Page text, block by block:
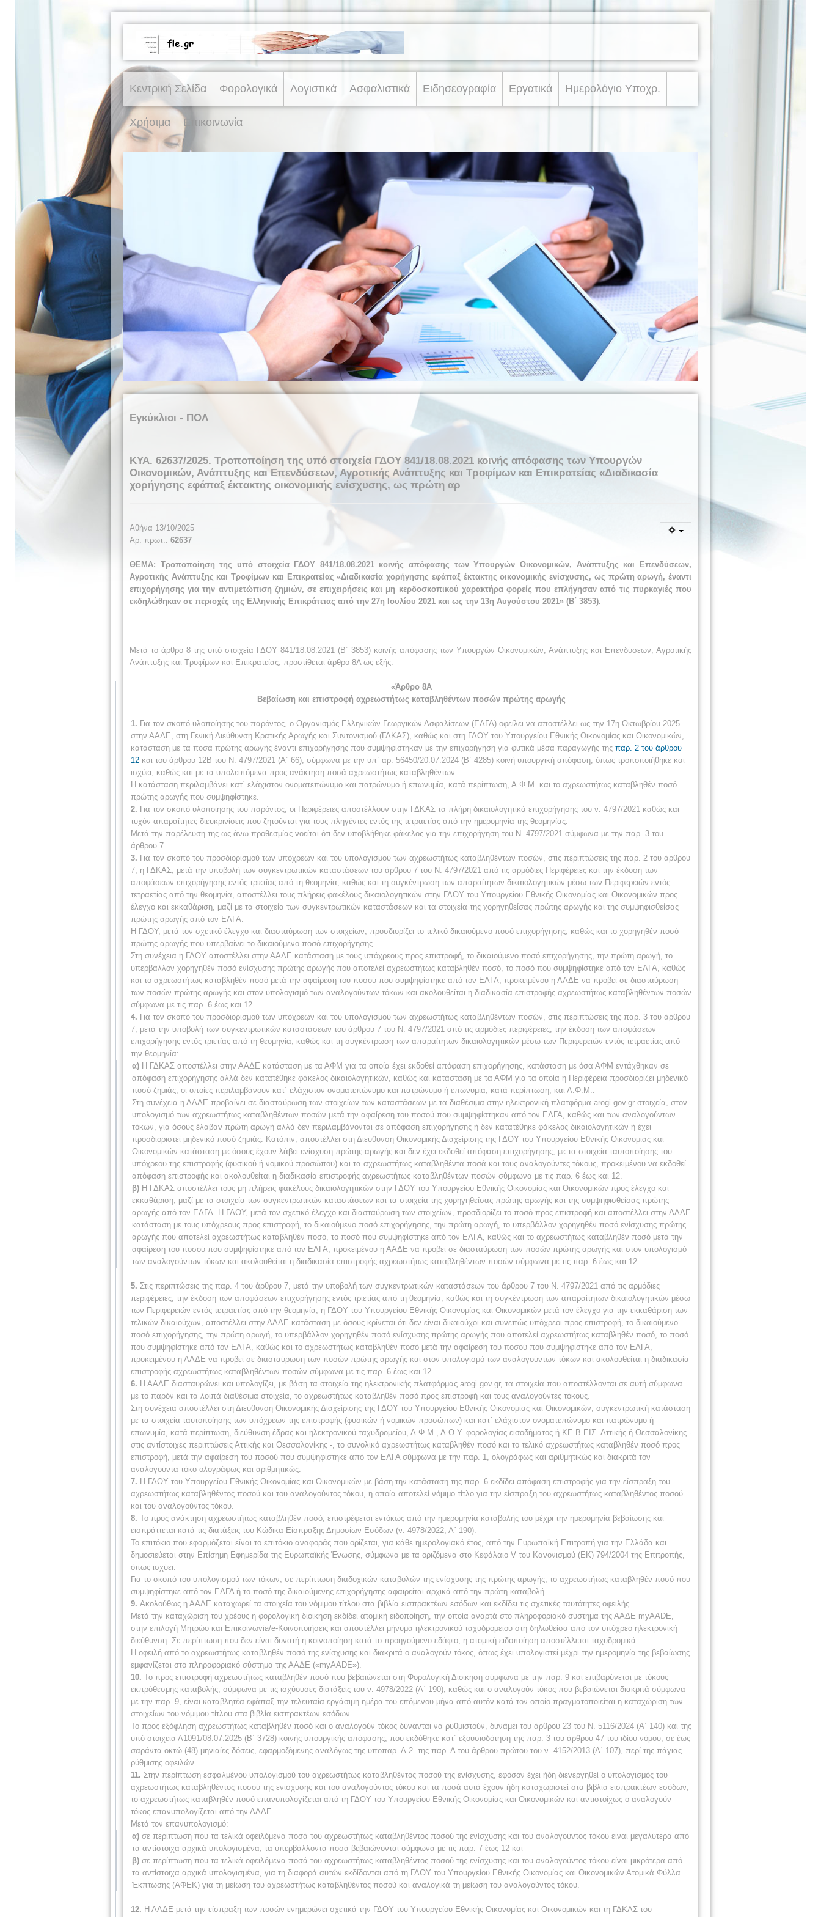
Κεντρική Σελίδα Φορολογικά Λογιστικά Ασφαλιστικά Ειδησεογραφία Εργατικά Ημερολόγιο Υποχρ.
Χρήσιμα Επικοινωνία
Εγκύκλιοι - ΠΟΛ
ΚΥΑ. 62637/2025. Τροποποίηση της υπό στοιχεία ΓΔΟΥ 841/18.08.2021 κοινής απόφασης των Υπουργών
Οικονομικών, Ανάπτυξης και Επενδύσεων, Αγροτικής Ανάπτυξης και Τροφίμων και Επικρατείας «Διαδικασία
χορήγησης εφάπαξ έκτακτης οικονομικής ενίσχυσης, ως πρώτη αρ
Αθήνα 13/10/2025
Αρ. πρωτ.: 62637
ΘΕΜΑ: Τροποποίηση της υπό στοιχεία ΓΔΟΥ 841/18.08.2021 κοινής απόφασης των Υπουργών Οικονομικών, Ανάπτυξης και Επενδύσεων,
Αγροτικής Ανάπτυξης και Τροφίμων και Επικρατείας «Διαδικασία χορήγησης εφάπαξ έκτακτης οικονομικής ενίσχυσης, ως πρώτη αρωγή, έναντι
επιχορήγησης για την αντιμετώπιση ζημιών, σε επιχειρήσεις και μη κερδοσκοπικού χαρακτήρα φορείς που επλήγησαν από τις πυρκαγιές που
εκδηλώθηκαν σε περιοχές της Ελληνικής Επικράτειας από την 27η Ιουλίου 2021 και ως την 13η Αυγούστου 2021» (Β΄ 3853).
Μετά το άρθρο 8 της υπό στοιχεία ΓΔΟΥ 841/18.08.2021 (Β΄ 3853) κοινής απόφασης των Υπουργών Οικονομικών, Ανάπτυξης και Επενδύσεων, Αγροτικής
Ανάπτυξης και Τροφίμων και Επικρατείας, προστίθεται άρθρο 8Α ως εξής:
«Άρθρο 8Α
Βεβαίωση και επιστροφή αχρεωστήτως καταβληθέντων ποσών πρώτης αρωγής
1. Για τον σκοπό υλοποίησης του παρόντος, ο Οργανισμός Ελληνικών Γεωργικών Ασφαλίσεων (ΕΛΓΑ) οφείλει να αποστέλλει ως την 17η Οκτωβρίου 2025
στην ΑΑΔΕ, στη Γενική Διεύθυνση Κρατικής Αρωγής και Συντονισμού (ΓΔΚΑΣ), καθώς και στη ΓΔΟΥ του Υπουργείου Εθνικής Οικονομίας και Οικονομικών,
κατάσταση με τα ποσά πρώτης αρωγής έναντι επιχορήγησης που συμψηφίστηκαν με την επιχορήγηση για φυτικά μέσα παραγωγής της παρ. 2 του άρθρου
12 και του άρθρου 12Β του Ν. 4797/2021 (Α΄ 66), σύμφωνα με την υπ΄ αρ. 56450/20.07.2024 (Β΄ 4285) κοινή υπουργική απόφαση, όπως τροποποιήθηκε και
ισχύει, καθώς και με τα υπολειπόμενα προς ανάκτηση ποσά αχρεωστήτως καταβληθέντων.
Η κατάσταση περιλαμβάνει κατ΄ ελάχιστον ονοματεπώνυμο και πατρώνυμο ή επωνυμία, κατά περίπτωση, Α.Φ.Μ. και το αχρεωστήτως καταβληθέν ποσό
πρώτης αρωγής που συμψηφίστηκε.
2. Για τον σκοπό υλοποίησης του παρόντος, οι Περιφέρειες αποστέλλουν στην ΓΔΚΑΣ τα πλήρη δικαιολογητικά επιχορήγησης του ν. 4797/2021 καθώς και
τυχόν απαραίτητες διευκρινίσεις που ζητούνται για τους πληγέντες εντός της τετραετίας από την ημερομηνία της θεομηνίας.
Μετά την παρέλευση της ως άνω προθεσμίας νοείται ότι δεν υποβλήθηκε φάκελος για την επιχορήγηση του Ν. 4797/2021 σύμφωνα με την παρ. 3 του
άρθρου 7.
3. Για τον σκοπό του προσδιορισμού των υπόχρεων και του υπολογισμού των αχρεωστήτως καταβληθέντων ποσών, στις περιπτώσεις της παρ. 2 του άρθρου
7, η ΓΔΚΑΣ, μετά την υποβολή των συγκεντρωτικών καταστάσεων του άρθρου 7 του Ν. 4797/2021 από τις αρμόδιες Περιφέρειες και την έκδοση των
αποφάσεων επιχορήγησης εντός τριετίας από τη θεομηνία, καθώς και τη συγκέντρωση των απαραίτητων δικαιολογητικών μέσω των Περιφερειών εντός
τετραετίας από την θεομηνία, αποστέλλει τους πλήρεις φακέλους δικαιολογητικών στην ΓΔΟΥ του Υπουργείου Εθνικής Οικονομίας και Οικονομικών προς
έλεγχο και εκκαθάριση, μαζί με τα στοιχεία των συγκεντρωτικών καταστάσεων και τα στοιχεία της χορηγηθείσας πρώτης αρωγής και της συμψηφισθείσας
πρώτης αρωγής από τον ΕΛΓΑ.
Η ΓΔΟΥ, μετά τον σχετικό έλεγχο και διασταύρωση των στοιχείων, προσδιορίζει το τελικό δικαιούμενο ποσό επιχορήγησης, καθώς και το χορηγηθέν ποσό
πρώτης αρωγής που υπερβαίνει το δικαιούμενο ποσό επιχορήγησης.
Στη συνέχεια η ΓΔΟΥ αποστέλλει στην ΑΑΔΕ κατάσταση με τους υπόχρεους προς επιστροφή, το δικαιούμενο ποσό επιχορήγησης, την πρώτη αρωγή, το
υπερβάλλον χορηγηθέν ποσό ενίσχυσης πρώτης αρωγής που αποτελεί αχρεωστήτως καταβληθέν ποσό, το ποσό που συμψηφίστηκε από τον ΕΛΓΑ, καθώς
και το αχρεωστήτως καταβληθέν ποσό μετά την αφαίρεση του ποσού που συμψηφίστηκε από τον ΕΛΓΑ, προκειμένου η ΑΑΔΕ να προβεί σε διασταύρωση
των ποσών πρώτης αρωγής και στον υπολογισμό των αναλογούντων τόκων και ακολουθείται η διαδικασία επιστροφής αχρεωστήτως καταβληθέντων ποσών
σύμφωνα με τις παρ. 6 έως και 12.
4. Για τον σκοπό του προσδιορισμού των υπόχρεων και του υπολογισμού των αχρεωστήτως καταβληθέντων ποσών, στις περιπτώσεις της παρ. 3 του άρθρου
7, μετά την υποβολή των συγκεντρωτικών καταστάσεων του άρθρου 7 του Ν. 4797/2021 από τις αρμόδιες περιφέρειες, την έκδοση των αποφάσεων
επιχορήγησης εντός τριετίας από τη θεομηνία, καθώς και τη συγκέντρωση των απαραίτητων δικαιολογητικών μέσω των Περιφερειών εντός τετραετίας από
την θεομηνία:
α) Η ΓΔΚΑΣ αποστέλλει στην ΑΑΔΕ κατάσταση με τα ΑΦΜ για τα οποία έχει εκδοθεί απόφαση επιχορήγησης, κατάσταση με όσα ΑΦΜ εντάχθηκαν σε
απόφαση επιχορήγησης αλλά δεν κατατέθηκε φάκελος δικαιολογητικών, καθώς και κατάσταση με τα ΑΦΜ για τα οποία η Περιφέρεια προσδιορίζει μηδενικό
ποσό ζημιάς, οι οποίες περιλαμβάνουν κατ΄ ελάχιστον ονοματεπώνυμο και πατρώνυμο ή επωνυμία, κατά περίπτωση, και Α.Φ.Μ..
Στη συνέχεια η ΑΑΔΕ προβαίνει σε διασταύρωση των στοιχείων των καταστάσεων με τα διαθέσιμα στην ηλεκτρονική πλατφόρμα arogi.gov.gr στοιχεία, στον
υπολογισμό των αχρεωστήτως καταβληθέντων ποσών μετά την αφαίρεση του ποσού που συμψηφίστηκαν από τον ΕΛΓΑ, καθώς και των αναλογούντων
τόκων, για όσους έλαβαν πρώτη αρωγή αλλά δεν περιλαμβάνονται σε απόφαση επιχορήγησης ή δεν κατατέθηκε φάκελος δικαιολογητικών ή έχει
προσδιοριστεί μηδενικό ποσό ζημιάς. Κατόπιν, αποστέλλει στη Διεύθυνση Οικονομικής Διαχείρισης της ΓΔΟΥ του Υπουργείου Εθνικής Οικονομίας και
Οικονομικών κατάσταση με όσους έχουν λάβει ενίσχυση πρώτης αρωγής και δεν έχει εκδοθεί απόφαση επιχορήγησης, με τα στοιχεία ταυτοποίησης του
υπόχρεου της επιστροφής (φυσικού ή νομικού προσώπου) και τα αχρεωστήτως καταβληθέντα ποσά και τους αναλογούντες τόκους, προκειμένου να εκδοθεί
απόφαση επιστροφής και ακολουθείται η διαδικασία επιστροφής αχρεωστήτως καταβληθέντων ποσών σύμφωνα με τις παρ. 6 έως και 12.
β) Η ΓΔΚΑΣ αποστέλλει τους μη πλήρεις φακέλους δικαιολογητικών στην ΓΔΟΥ του Υπουργείου Εθνικής Οικονομίας και Οικονομικών προς έλεγχο και
εκκαθάριση, μαζί με τα στοιχεία των συγκεντρωτικών καταστάσεων και τα στοιχεία της χορηγηθείσας πρώτης αρωγής και της συμψηφισθείσας πρώτης
αρωγής από τον ΕΛΓΑ. Η ΓΔΟΥ, μετά τον σχετικό έλεγχο και διασταύρωση των στοιχείων, προσδιορίζει το ποσό προς επιστροφή και αποστέλλει στην ΑΑΔΕ
κατάσταση με τους υπόχρεους προς επιστροφή, το δικαιούμενο ποσό επιχορήγησης, την πρώτη αρωγή, το υπερβάλλον χορηγηθέν ποσό ενίσχυσης πρώτης
αρωγής που αποτελεί αχρεωστήτως καταβληθέν ποσό, το ποσό που συμψηφίστηκε από τον ΕΛΓΑ, καθώς και το αχρεωστήτως καταβληθέν ποσό μετά την
αφαίρεση του ποσού που συμψηφίστηκε από τον ΕΛΓΑ, προκειμένου η ΑΑΔΕ να προβεί σε διασταύρωση των ποσών πρώτης αρωγής και στον υπολογισμό
των αναλογούντων τόκων και ακολουθείται η διαδικασία επιστροφής αχρεωστήτως καταβληθέντων ποσών σύμφωνα με τις παρ. 6 έως και 12.
5. Στις περιπτώσεις της παρ. 4 του άρθρου 7, μετά την υποβολή των συγκεντρωτικών καταστάσεων του άρθρου 7 του Ν. 4797/2021 από τις αρμόδιες
περιφέρειες, την έκδοση των αποφάσεων επιχορήγησης εντός τριετίας από τη θεομηνία, καθώς και τη συγκέντρωση των απαραίτητων δικαιολογητικών μέσω
των Περιφερειών εντός τετραετίας από την θεομηνία, η ΓΔΟΥ του Υπουργείου Εθνικής Οικονομίας και Οικονομικών μετά τον έλεγχο για την εκκαθάριση των
τελικών δικαιούχων, αποστέλ­λει στην ΑΑΔΕ κατάσταση με όσους κρίνεται ότι δεν είναι δικαιούχοι και συνεπώς υπόχρεοι προς επιστροφή, το δικαιούμενο
ποσό επιχορήγησης, την πρώτη αρωγή, το υπερβάλλον χορηγηθέν ποσό ενίσχυσης πρώτης αρωγής που αποτελεί αχρεωστήτως καταβληθέν ποσό, το ποσό
που συμψηφίστηκε από τον ΕΛΓΑ, καθώς και το αχρεωστήτως καταβληθέν ποσό μετά την αφαίρεση του ποσού που συμψηφίστηκε από τον ΕΛΓΑ,
προκειμένου η ΑΑΔΕ να προβεί σε διασταύρωση των ποσών πρώτης αρωγής και στον υπολογισμό των αναλογούντων τόκων και ακολουθείται η διαδικασία
επιστροφής αχρεωστήτως καταβληθέντων ποσών σύμφωνα με τις παρ. 6 έως και 12.
6. Η ΑΑΔΕ διασταυρώνει και υπολογίζει, με βάση τα στοιχεία της ηλεκτρονικής πλατφόρμας arogi.gov.gr, τα στοιχεία που αποστέλλονται σε αυτή σύμφωνα
με το παρόν και τα λοιπά διαθέσιμα στοιχεία, το αχρεωστήτως καταβληθέν ποσό προς επιστροφή και τους αναλογούντες τόκους.
Στη συνέχεια αποστέλλει στη Διεύθυνση Οικονομικής Διαχείρισης της ΓΔΟΥ του Υπουργείου Εθνικής Οικονομίας και Οικονομικών, συγκεντρωτική κατάσταση
με τα στοιχεία ταυτοποίησης των υπόχρεων της επιστροφής (φυσικών ή νομικών προσώπων) και κατ΄ ελάχιστον ονοματεπώνυμο και πατρώνυμο ή
επωνυμία, κατά περίπτωση, διεύθυνση έδρας και ηλεκτρονικού τα­χυδρομείου, Α.Φ.Μ., Δ.Ο.Υ. φορολογίας εισοδήματος ή ΚΕ.Β.ΕΙΣ. Αττικής ή Θεσσαλονίκης -
στις αντίστοιχες περιπτώσεις Αττικής και Θεσσαλονίκης -, το συνολικό αχρεωστήτως καταβληθέν ποσό και το τελικό αχρεωστήτως καταβληθέν ποσό προς
επιστροφή, μετά την αφαίρεση του ποσού που συμψηφίστηκε από τον ΕΛΓΑ σύμφωνα με την παρ. 1, ολογράφως και αριθμητικώς και διακριτά τον
αναλογούντα τόκο ολογράφως και αριθμητικώς.
7. Η ΓΔΟΥ του Υπουργείου Εθνικής Οικονομίας και Οικονομικών με βάση την κατάσταση της παρ. 6 εκδίδει απόφαση επιστροφής για την είσπραξη του
αχρεωστήτως καταβληθέντος ποσού και του αναλογούντος τόκου, η οποία αποτελεί νόμιμο τίτλο για την είσπραξη του αχρεωστήτως καταβληθέντος ποσού
και του αναλογούντος τόκου.
8. Το προς ανάκτηση αχρεωστήτως καταβληθέν ποσό, επιστρέφεται εντόκως από την ημερομηνία καταβολής του μέχρι την ημερομηνία βεβαίωσης και
εισπράττεται κατά τις διατάξεις του Κώδικα Είσπραξης Δημοσίων Εσόδων (ν. 4978/2022, Α΄ 190).
Το επιτόκιο που εφαρμόζεται είναι το επιτόκιο αναφοράς που ορίζεται, για κάθε ημερολογιακό έτος, από την Ευρωπαϊκή Επιτροπή για την Ελλάδα και
δημοσιεύεται στην Επίσημη Εφημερίδα της Ευρωπαϊκής Ένωσης, σύμφωνα με τα οριζόμενα στο Κεφάλαιο V του Κανονισμού (ΕΚ) 794/2004 της Επιτροπής,
όπως ισχύει.
Για το σκοπό του υπολογισμού των τόκων, σε περίπτωση διαδοχικών καταβολών της ενίσχυσης της πρώτης αρωγής, το αχρεωστήτως καταβληθέν ποσό που
συμψηφίστηκε από τον ΕΛΓΑ ή το ποσό της δικαιούμενης επιχορήγησης αφαιρείται αρχικά από την πρώτη καταβολή.
9. Ακολούθως η ΑΑΔΕ καταχωρεί τα στοιχεία του νόμιμου τίτλου στα βιβλία εισπρακτέων εσόδων και εκδίδει τις σχετικές ταυτότητες οφειλής.
Μετά την καταχώριση του χρέους η φορολογική διοίκηση εκδίδει ατομική ειδοποίηση, την οποία αναρτά στο πληροφοριακό σύστημα της ΑΑΔΕ myAADE,
στην επιλογή Μητρώο και Επικοινωvia/e-Κοινοποιήσεις και αποστέλλει μήνυμα ηλεκτρονικού ταχυδρομείου στη δηλωθείσα από τον υπόχρεο ηλεκτρονική
διεύθυνση. Σε περίπτωση που δεν είναι δυνατή η κοινοποίηση κατά το προηγούμενο εδάφιο, η ατομική ειδοποίηση αποστέλλεται ταχυδρομικά.
Η οφειλή από το αχρεωστήτως καταβληθέν ποσό της ενίσχυσης και διακριτά ο αναλογούν τόκος, όπως έχει υπολογιστεί μέχρι την ημερομηνία της βεβαίωσης
εμφανίζεται στο πληροφοριακό σύστημα της ΑΑΔΕ («myAADE»).
10. Το προς επιστροφή αχρεωστήτως καταβληθέν ποσό που βεβαιώνεται στη Φορολογική Διοίκηση σύμφωνα με την παρ. 9 και επιβαρύνεται με τόκους
εκπρόθεσμης καταβολής, σύμφωνα με τις ισχύουσες διατάξεις του ν. 4978/2022 (Α΄ 190), καθώς και ο ανα­λογούν τόκος που βεβαιώνεται διακριτά σύμφωνα
με την παρ. 9, είναι καταβλητέα εφάπαξ την τελευταία εργάσιμη ημέρα του επόμενου μήνα από αυτόν κατά τον οποίο πραγματοποιείται η καταχώριση των
στοιχείων του νόμιμου τίτλου στα βιβλία εισπρακτέων εσόδων.
Το προς εξόφληση αχρεωστήτως καταβληθέν ποσό και ο αναλογούν τόκος δύνανται να ρυθμιστούν, δυνάμει του άρθρου 23 του Ν. 5116/2024 (Α΄ 140) και της
υπό στοιχεία Α1091/08.07.2025 (Β΄ 3728) κοινής υπουργικής απόφασης, που εκδόθηκε κατ΄ εξουσιοδότηση της παρ. 3 του άρθρου 47 του ιδίου νόμου, σε έως
σαράντα οκτώ (48) μηνιαίες δόσεις, εφαρμοζόμενης αναλόγως της υποπαρ. Α.2. της παρ. Α του άρθρου πρώτου του ν. 4152/2013 (Α΄ 107), περί της πάγιας
ρύθμισης οφειλών.
11. Στην περίπτωση εσφαλμένου υπολογισμού του αχρεωστήτως καταβληθέντος ποσού της ενίσχυσης, εφόσον έχει ήδη διενεργηθεί ο υπολογισμός του
αχρεωστήτως καταβληθέντος ποσού της ενίσχυσης και του αναλογούντος τόκου και τα ποσά αυτά έχουν ήδη καταχωριστεί στα βιβλία εισπρακτέων εσόδων,
το αχρεωστήτως καταβληθέν ποσό επανυπολογίζεται από τη ΓΔΟΥ του Υπουργείου Εθνικής Οικονομίας και Οικονομικών και αντιστοίχως ο αναλογούν
τόκος επανυπολογίζεται από την ΑΑΔΕ.
Μετά τον επανυπολογισμό:
α) σε περίπτωση που τα τελικά οφειλόμενα ποσά του αχρεωστήτως καταβληθέντος ποσού της ενίσχυσης και του αναλογούντος τόκου είναι μεγαλύτερα από
τα αντίστοιχα αρχικά υπολογισμένα, τα υπερβάλλοντα ποσά βεβαιώνονται σύμφωνα με τις παρ. 7 έως 12 και
β) σε περίπτωση που τα τελικά οφειλόμενα ποσά του αχρεωστήτως καταβληθέντος ποσού της ενίσχυσης και του αναλογούντος τόκου είναι μικρότερα από
τα αντίστοιχα αρχικά υπολογισμένα, για τη διαφορά αυτών εκδίδονται από τη ΓΔΟΥ του Υπουργείου Εθνικής Οικονομίας και Οικονομικών Ατομικά Φύλλα
Έκπτωσης (ΑΦΕΚ) για τη μείωση του αχρεωστήτως καταβληθέντος ποσού και αναλογικά τη μείωση του αναλογούντος τόκου.
12. Η ΑΑΔΕ μετά την είσπραξη των ποσών ενημερώνει σχετικά την ΓΔΟΥ του Υπουργείου Εθνικής Οικονομίας και Οικονομικών και τη ΓΔΚΑΣ του